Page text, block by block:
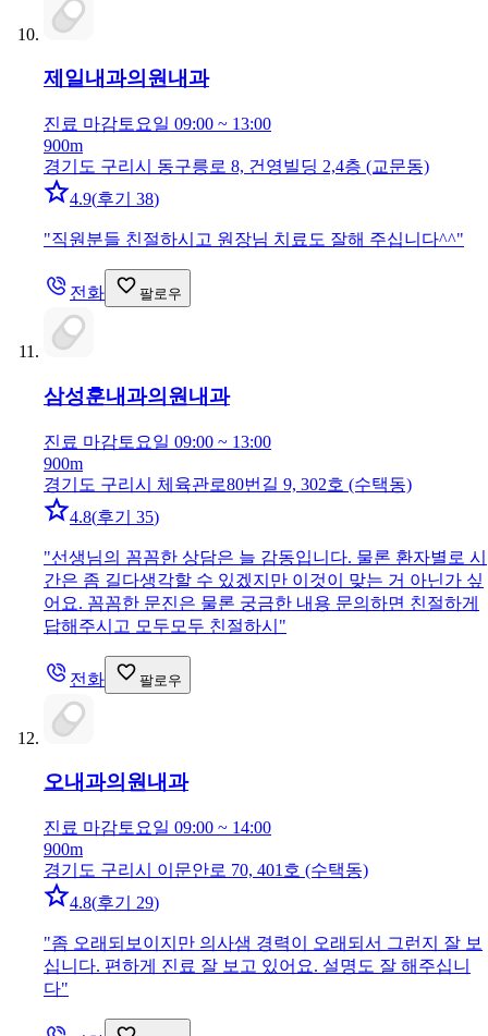
제일내과의원내과
진료 마감토요일 09:00 ~ 13:00
900m
경기도 구리시 동구릉로 8, 건영빌딩 2,4층 (교문동)
4.9(후기 38)
"직원분들 친절하시고 원장님 치료도 잘해 주십니다^^"
전화 팔로우
삼성훈내과의원 내과
진료 마감토요일 09:00 ~ 13:00
900m
경기도 구리시 체육관로80번길 9, 302호 (수택동)
4.8(후기 35)
"선생님의 꼼꼼한 상담은 늘 감동입니다. 물론 환자별로 시
간은 좀 길다생각할 수 있겠지만 이것이 맞는 거 아닌가 싶
어요. 꼼꼼한 문진은 물론 궁금한 내용 문의하면 친절하게
답해주시고 모두모두 친절하시 "
전화 팔로우
오내과의원내과
진료 마감토요일 09:00 ~ 14:00
900m
경기도 구리시 이문안로 70, 401호 (수택동)
4.8(후기 29)
"좀 오래되보이지만 의사샘 경력이 오래되서 그런지 잘 보
십니다. 편하게 진료 잘 보고 있어요. 설명도 잘 해주십니
다"